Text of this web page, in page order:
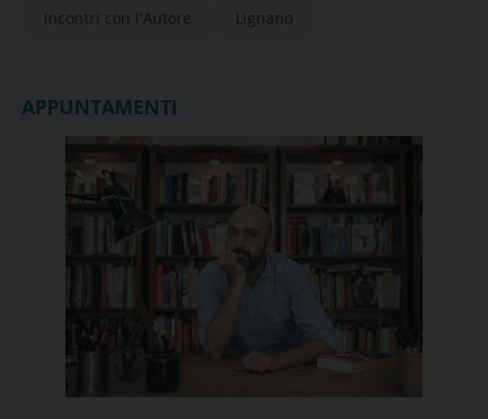
Incontri con l'Autore Lignano
APPUNTAMENTI